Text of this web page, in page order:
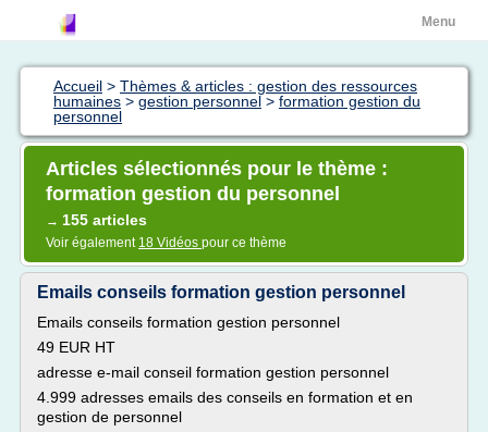
Menu
Accueil > Thèmes & articles : gestion des ressources
humaines > gestion personnel > formation gestion du
personnel
Articles sélectionnés pour le thème :
formation gestion du personnel
→ 155 articles
Voir également 18 Vidéos pour ce thème
Emails conseils formation gestion personnel
Emails conseils formation gestion personnel
49 EUR HT
adresse e-mail conseil formation gestion personnel
4.999 adresses emails des conseils en formation et en
gestion de personnel